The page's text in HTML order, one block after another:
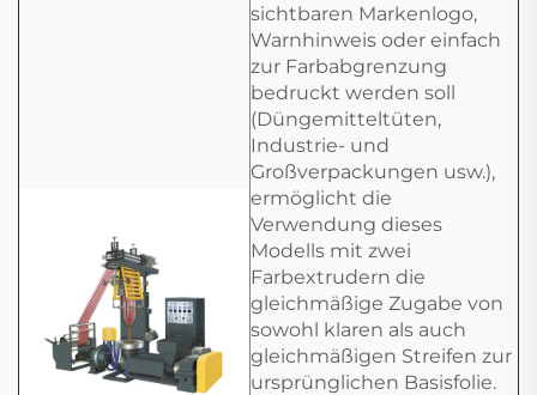
sichtbaren Markenlogo,
Warnhinweis oder einfach
zur Farbabgrenzung
bedruckt werden soll
(Düngemitteltüten,
Industrie- und
Großverpackungen usw.),
ermöglicht die
Verwendung dieses
Modells mit zwei
Farbextrudern die
gleichmäßige Zugabe von
sowohl klaren als auch
gleichmäßigen Streifen zur
ursprünglichen Basisfolie.